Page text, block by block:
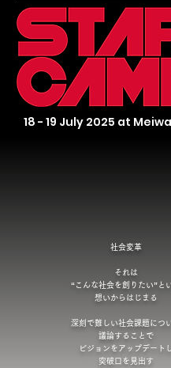
18 - 19 July 2025 at
社会変革
それは
“こんな社会を創りたい”と
想いからはじまる
深刻で難しい社会課題につ
議論することで
ビジョンをアップデート
突破口を見出す